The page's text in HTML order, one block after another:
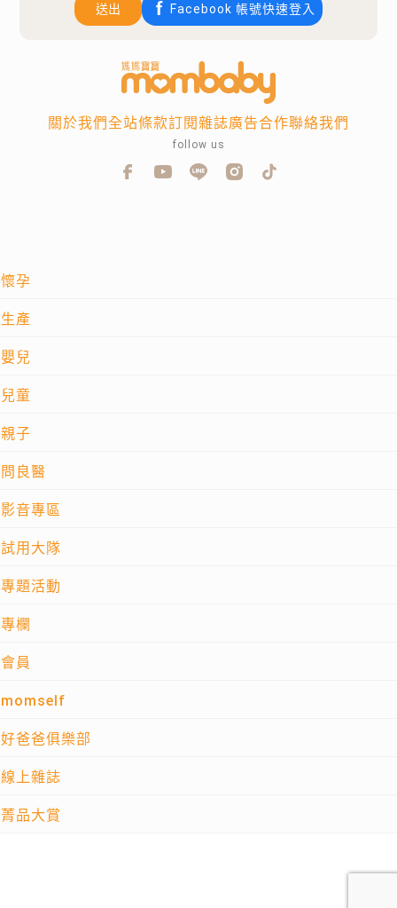
送出 Facebook 帳號快速登入
懷孕
生產
嬰兒
兒童
親子
問良醫
影音專區
試用大隊
專題活動
專欄
會員
momself
好爸爸俱樂部
線上雜誌
菁品大賞
關於我們全站條款訂閱雜誌廣告合作聯絡我們
follow us